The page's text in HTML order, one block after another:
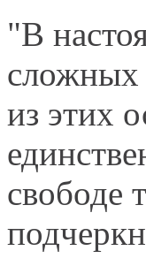
"В
сложных
из этих
свободе